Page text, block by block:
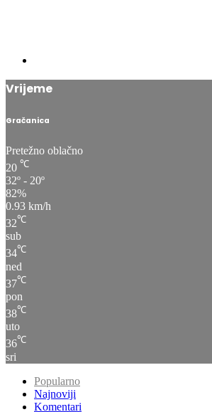
Vrijeme
Gračanica
Pretežno oblačno
32º - 20º
82%
0.93 km/h
32℃
sub
34 ℃
ned
37 ℃
pon
38 ℃
uto
36 ℃
sri
Komentari